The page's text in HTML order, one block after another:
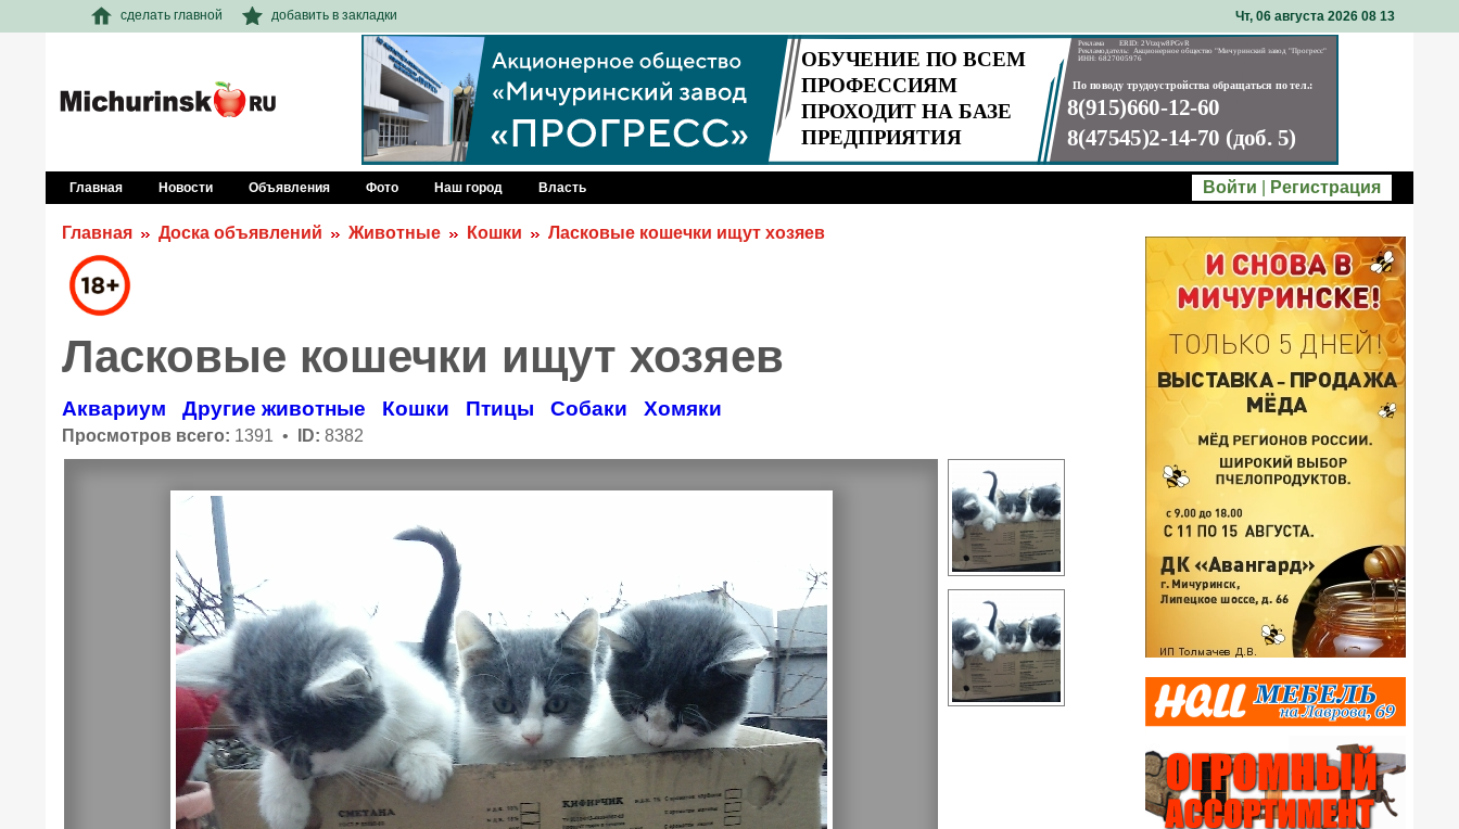
сделать главной добавить в закладки Чт, 06 августа 2026 08: 13
Главная Новости Объявления Фото Наш город Власть Войти Регистрация
Главная Доска объявлений Животные Кошки Ласковые кошечки ищут хозяев
Ласковые кошечки ищут хозяев
Аквариум Другие животные Кошки Птицы Собаки Хомяки
Просмотров всего: 1391 • ID: 8382